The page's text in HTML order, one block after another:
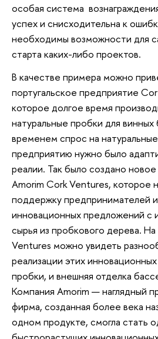
особая система
успех и снисходительна к
необходимы возможности для
старта каких-либо проектов.
В качестве примера можно
португальское предприятие
которое долгое время
натуральные пробки для
временем спрос на
предприятию нужно было
реалии. Так было создано
Amorim Cork Ventures, которое
поддержку предпринимателей
инновационных предложений с
сырья из пробкового дерева.
Ventures можно увидеть
реализации этих
пробки, и внешняя отделка
Компания Amorim — наглядный
фирма, созданная более века
одном продукте, смогла стать